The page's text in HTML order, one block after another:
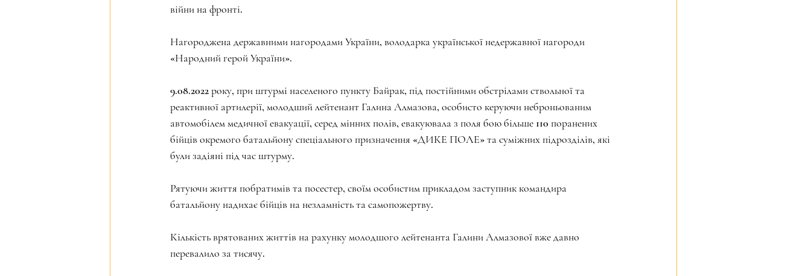
війни на фронті.
Нагороджена державними нагородами України, володарка української недержавної нагороди
«Народний герой України».
9.08.2022 року, при штурмі населеного пункту Байрак, під постійними обстрілами ствольної та
реактивної артилерії, молодший лейтенант Галина Алмазова, особисто керуючи неброньованим
автомобілем медичної евакуації, серед мінних полів, евакуювала з поля бою більше 110 поранених
бійців окремого батальйону спеціального призначення «ДИКЕ ПОЛЕ» та суміжних підрозділів, які
були задіяні під час штурму.
Рятуючи життя побратимів та посестер, своїм особистим прикладом заступник командира
батальйону надихає бійців на незламність та самопожертву.
Кількість врятованих життів на рахунку молодшого лейтенанта Галини Алмазової вже давно
перевалило за тисячу.